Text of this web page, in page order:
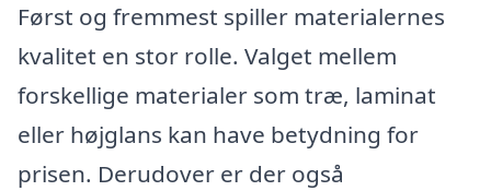
Først og fremmest spiller materialernes
kvalitet en stor rolle. Valget mellem
forskellige materialer som træ, laminat
eller højglans kan have betydning for
prisen. Derudover er der også